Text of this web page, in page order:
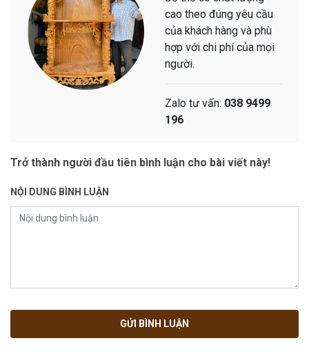
cao theo đúng yêu cầu
của khách hàng và phù
hợp với chi phí của mọi
người.
Zalo tư vấn: 038 9499
196
Trở thành người đầu tiên bình luận cho bài viết này!
NỘI DUNG BÌNH LUẬN